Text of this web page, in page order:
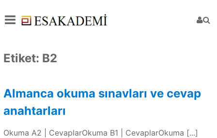
Etiket: B2
Almanca okuma sınavları ve cevap
anahtarları
Okuma A2 | CevaplarOkuma B1 | CevaplarOkuma [...]